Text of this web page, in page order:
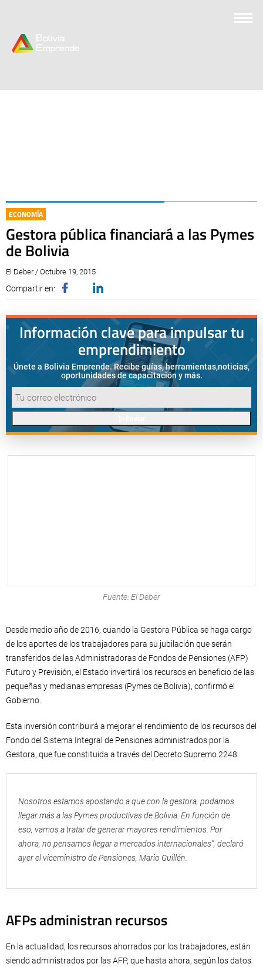
ECONOMÍA
Gestora pública financiará a las Pymes
de Bolivia
El Deber / Octubre 19, 2015
Compartir en:
Información clave para impulsar tu
emprendimiento
Únete a Bolivia Emprende. Recibe guías, herramientas,noticias,
oportunidades de capacitación y más.
Fuente: El Deber
Desde medio año de 2016, cuando la Gestora Pública se haga cargo
de los aportes de los trabajadores para su jubilación que serán
transferidos de las Administradoras de Fondos de Pensiones (AFP)
Futuro y Previsión, el Estado invertirá los recursos en beneficio de las
pequeñas y medianas empresas (Pymes de Bolivia), confirmó el
Gobierno.
Esta inversión contribuirá a mejorar el rendimiento de los recursos del
Fondo del Sistema Integral de Pensiones administrados por la
Gestora, que fue constituida a través del Decreto Supremo 2248.
Nosotros estamos apostando a que con la gestora, podamos
llegar más a las Pymes productivas de Bolivia. En función de
eso, vamos a tratar de generar mayores rendimientos. Por
ahora, no pensamos llegar a mercados internacionales”, declaró
ayer el viceministro de Pensiones, Mario Guillén.
AFPs administran recursos
En la actualidad, los recursos ahorrados por los trabajadores, están
siendo administrados por las AFP, que hasta ahora, según los datos